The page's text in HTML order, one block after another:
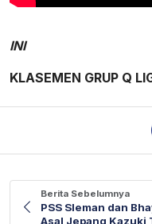
INI
KLASEMEN GRUP Q
Berita Sebelumnya
PSS Sleman dan
Asal Jepang Kazuki